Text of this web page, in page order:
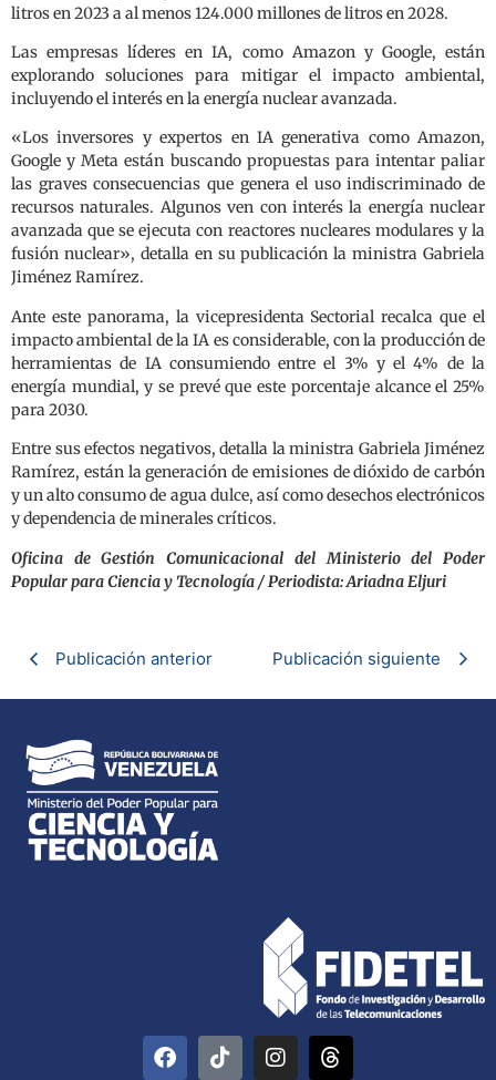
litros en 2023 a al menos 124.000 millones de litros en 2028.
Las empresas líderes en IA, como Amazon y Google, están
explorando soluciones para mitigar el impacto ambiental,
incluyendo el interés en la energía nuclear avanzada.
«Los inversores y expertos en IA generativa como Amazon,
Google y Meta están buscando propuestas para intentar paliar
las graves consecuencias que genera el uso indiscriminado de
recursos naturales. Algunos ven con interés la energía nuclear
avanzada que se ejecuta con reactores nucleares modulares y la
fusión nuclear», detalla en su publicación la ministra Gabriela
Jiménez Ramírez.
Ante este panorama, la vicepresidenta Sectorial recalca que el
impacto ambiental de la IA es considerable, con la producción de
herramientas de IA consumiendo entre el 3% y el 4% de la
energía mundial, y se prevé que este porcentaje alcance el 25%
para 2030.
Entre sus efectos negativos, detalla la ministra Gabriela Jiménez
Ramírez, están la generación de emisiones de dióxido de carbón
y un alto consumo de agua dulce, así como desechos electrónicos
y dependencia de minerales críticos.
Oficina de Gestión Comunicacional del Ministerio del Poder
Popular para Ciencia y Tecnología / Periodista: Ariadna Eljuri
Publicación anterior Publicación siguiente